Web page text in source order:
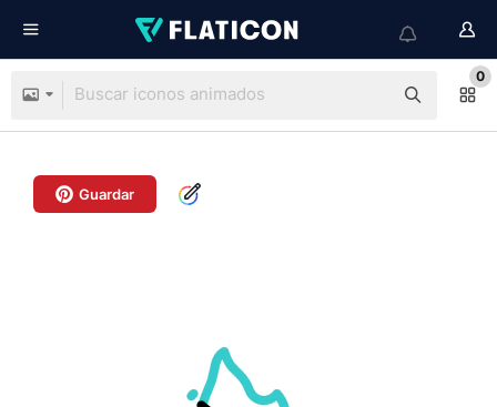
0
Guardar